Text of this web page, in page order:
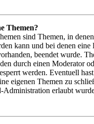
Themen?
sind Themen, in
kann und bei denen eine
beendet wurde.
durch einen Moderator
werden. Eventuell
eigenen Themen zu
Administration erlaubt